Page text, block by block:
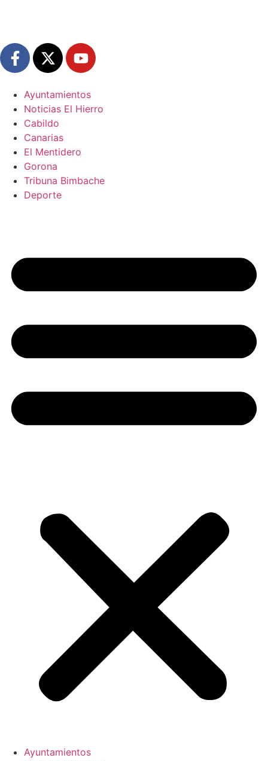
Ayuntamientos
Noticias El Hierro
Cabildo
Canarias
El Mentidero
Gorona
Tribuna Bimbache
Deporte
Ayuntamientos